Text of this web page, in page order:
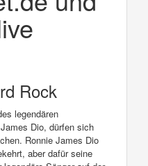
Rock
legendären
Dio, dürfen sich
Ronnie James Dio
aber dafür seine